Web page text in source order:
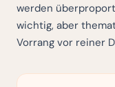
werden
wichtig, aber
Vorrang vor reiner